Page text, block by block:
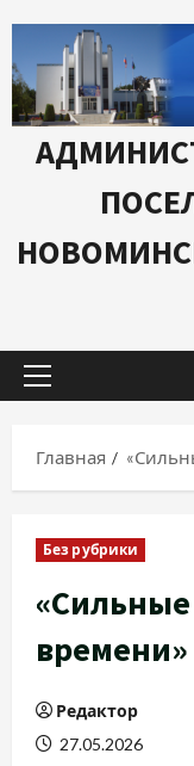
содержимому
Основное
Главная
Без рубрики
времени»
Редактор
27.05.2026